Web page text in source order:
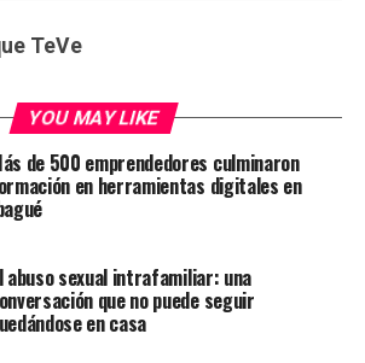
TeVe
YOU MAY LIKE
de 500 emprendedores culminaron
en herramientas digitales en
abuso sexual intrafamiliar: una
que no puede seguir
en casa